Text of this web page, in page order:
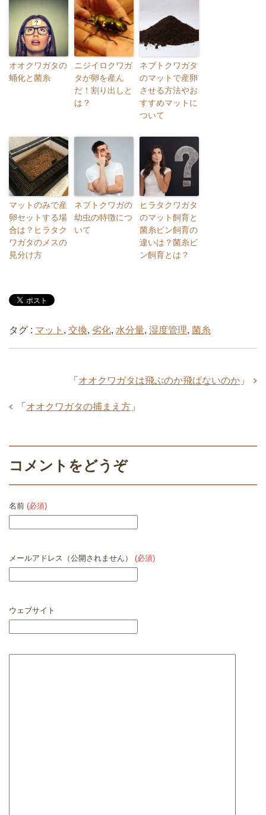
オオクワガタの
蛹化と菌糸
ニジイロクワガ
タが卵を産ん
だ！割り出しと
は？
ネブトクワガタ
のマットで産卵
させる方法やお
すすめマットに
ついて
マットのみで産
卵セットする場
合は？ヒラタク
ワガタのメスの
見分け方
ネブトクワガの
幼虫の特徴につ
いて
ヒラタクワガタ
のマット飼育と
菌糸ビン飼育の
違いは？菌糸ビ
ン飼育とは？
タグ : マット , 交換, 劣化, 水分量, 湿度管理, 菌糸
「 オオクワガタは飛ぶのか飛ばないのか 」
「 オオクワガタの捕まえ方 」
コメントをどうぞ
名前 (必須)
メールアドレス（公開されません） (必須)
ウェブサイト